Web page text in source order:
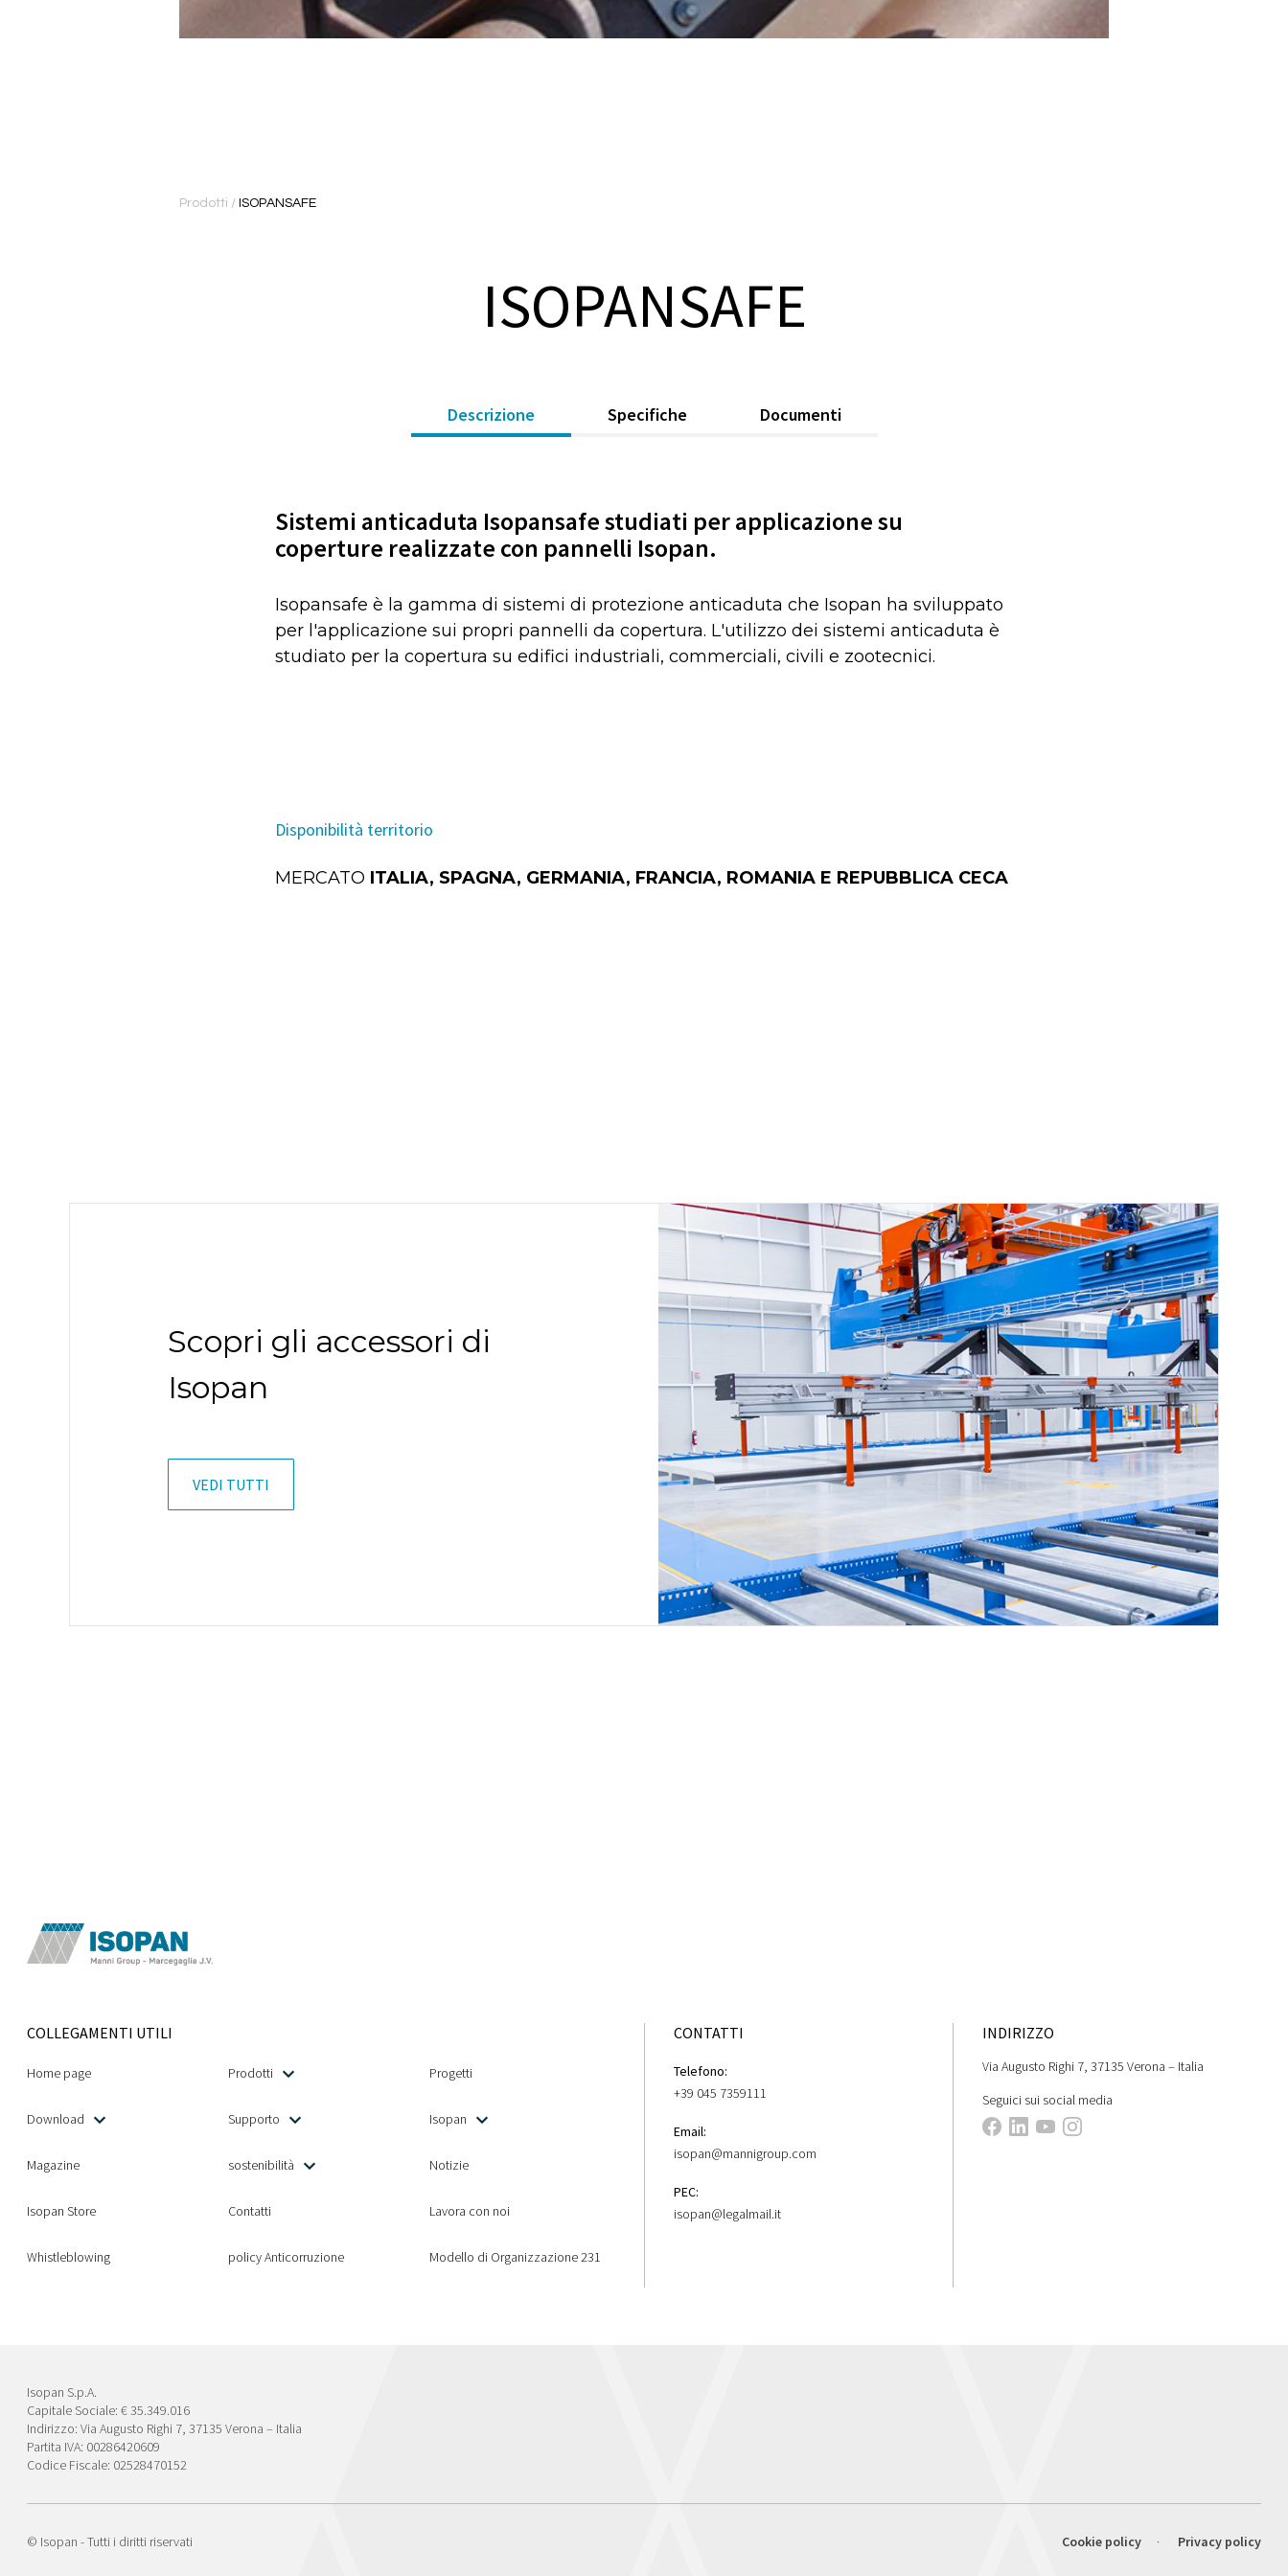
Prodotti / ISOPANSAFE
ISOPANSAFE
Descrizione Specifiche Documenti
Sistemi anticaduta Isopansafe studiati per applicazione su
coperture realizzate con pannelli Isopan.
Isopansafe è la gamma di sistemi di protezione anticaduta che Isopan ha sviluppato
per l'applicazione sui propri pannelli da copertura. L'utilizzo dei sistemi anticaduta è
studiato per la copertura su edifici industriali, commerciali, civili e zootecnici.
Disponibilità territorio
MERCATO ITALIA, SPAGNA, GERMANIA, FRANCIA, ROMANIA E REPUBBLICA CECA
Scopri gli accessori di
Isopan
VEDI TUTTI
COLLEGAMENTI UTILI
Home page Prodotti Progetti
Download Supporto Isopan
Magazine sostenibilità Notizie
Isopan Store Contatti Lavora con noi
Whistleblowing policy Anticorruzione Modello di Organizzazione 231
CONTATTI
Telefono:
+39 045 7359111
Email:
isopan@mannigroup.com
PEC:
isopan@legalmail.it
INDIRIZZO
Via Augusto Righi 7, 37135 Verona – Italia
Seguici sui social media
Isopan S.p.A.
Capitale Sociale: € 35.349.016
Indirizzo: Via Augusto Righi 7, 37135 Verona – Italia
Partita IVA: 00286420609
Codice Fiscale: 02528470152
© Isopan - Tutti i diritti riservati Cookie policy Privacy policy